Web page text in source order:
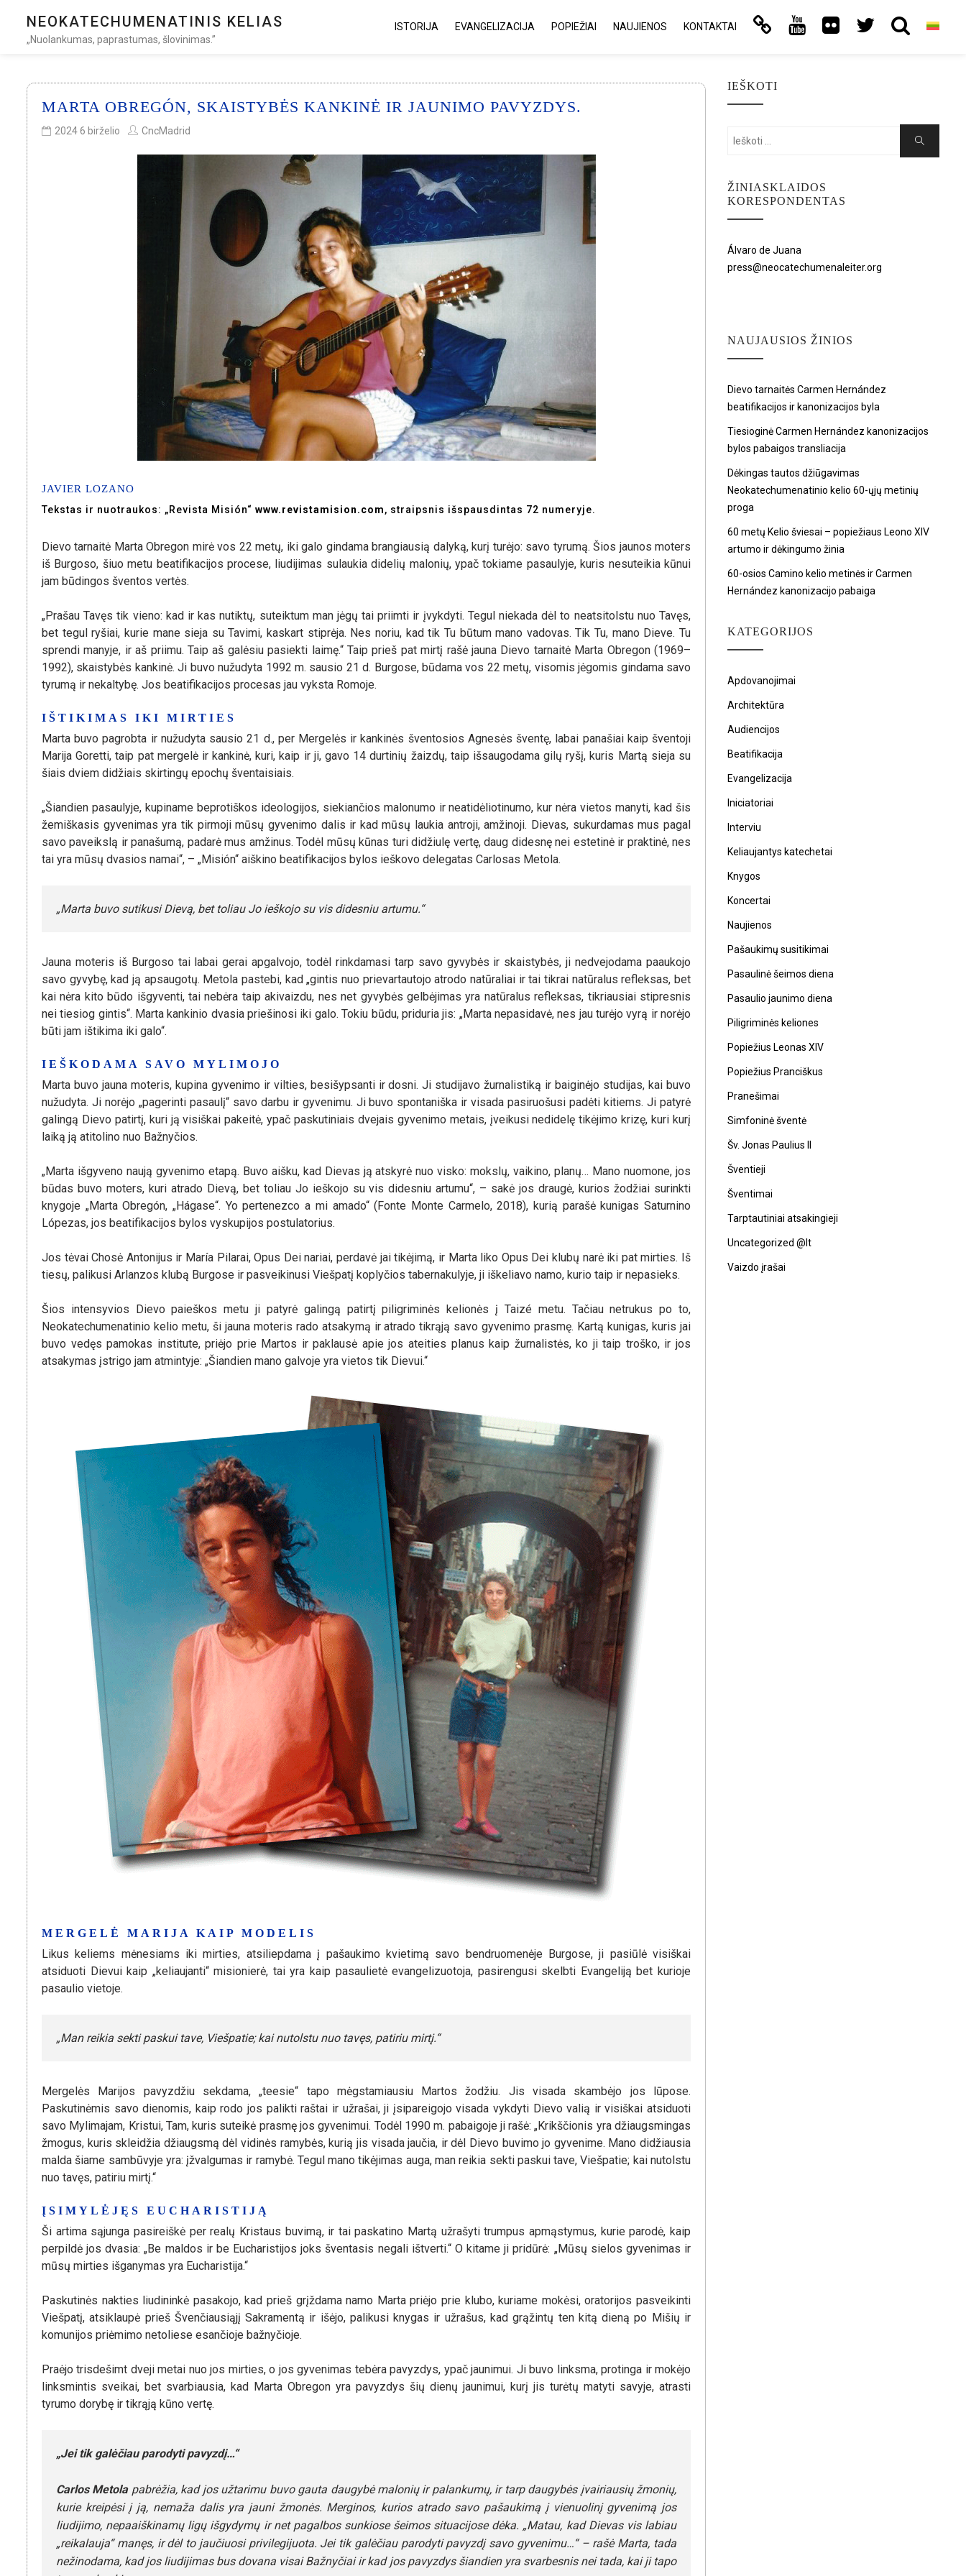
NEOKATECHUMENATINIS KELIAS
„Nuolankumas, paprastumas, šlovinimas.”
ISTORIJA EVANGELIZACIJA POPIEŽIAI NAUJIENOS KONTAKTAI
MARTA OBREGÓN, SKAISTYBĖS KANKINĖ IR JAUNIMO PAVYZDYS.
2024 6 birželio CncMadrid
JAVIER LOZANO
Tekstas ir nuotraukos: „Revista Misión“ www.revistamision.com, straipsnis išspausdintas 72 numeryje.
Dievo tarnaitė Marta Obregon mirė vos 22 metų, iki galo gindama brangiausią dalyką, kurį turėjo: savo tyrumą. Šios jaunos moters
iš Burgoso, šiuo metu beatifikacijos procese, liudijimas sulaukia didelių malonių, ypač tokiame pasaulyje, kuris nesuteikia kūnui
jam būdingos šventos vertės.
„Prašau Tavęs tik vieno: kad ir kas nutiktų, suteiktum man jėgų tai priimti ir įvykdyti. Tegul niekada dėl to neatsitolstu nuo Tavęs,
bet tegul ryšiai, kurie mane sieja su Tavimi, kaskart stiprėja. Nes noriu, kad tik Tu būtum mano vadovas. Tik Tu, mano Dieve. Tu
sprendi manyje, ir aš priimu. Taip aš galėsiu pasiekti laimę.“ Taip prieš pat mirtį rašė jauna Dievo tarnaitė Marta Obregon (1969–
1992), skaistybės kankinė. Ji buvo nužudyta 1992 m. sausio 21 d. Burgose, būdama vos 22 metų, visomis jėgomis gindama savo
tyrumą ir nekaltybę. Jos beatifikacijos procesas jau vyksta Romoje.
IŠTIKIMAS IKI MIRTIES
Marta buvo pagrobta ir nužudyta sausio 21 d., per Mergelės ir kankinės šventosios Agnesės šventę, labai panašiai kaip šventoji
Marija Goretti, taip pat mergelė ir kankinė, kuri, kaip ir ji, gavo 14 durtinių žaizdų, taip išsaugodama gilų ryšį, kuris Martą sieja su
šiais dviem didžiais skirtingų epochų šventaisiais.
„Šiandien pasaulyje, kupiname beprotiškos ideologijos, siekiančios malonumo ir neatidėliotinumo, kur nėra vietos manyti, kad šis
žemiškasis gyvenimas yra tik pirmoji mūsų gyvenimo dalis ir kad mūsų laukia antroji, amžinoji. Dievas, sukurdamas mus pagal
savo paveikslą ir panašumą, padarė mus amžinus. Todėl mūsų kūnas turi didžiulę vertę, daug didesnę nei estetinė ir praktinė, nes
tai yra mūsų dvasios namai“, – „Misión“ aiškino beatifikacijos bylos ieškovo delegatas Carlosas Metola.
„Marta buvo sutikusi Dievą, bet toliau Jo ieškojo su vis didesniu artumu.“
Jauna moteris iš Burgoso tai labai gerai apgalvojo, todėl rinkdamasi tarp savo gyvybės ir skaistybės, ji nedvejodama paaukojo
savo gyvybę, kad ją apsaugotų. Metola pastebi, kad „gintis nuo prievartautojo atrodo natūraliai ir tai tikrai natūralus refleksas, bet
kai nėra kito būdo išgyventi, tai nebėra taip akivaizdu, nes net gyvybės gelbėjimas yra natūralus refleksas, tikriausiai stipresnis
nei tiesiog gintis“. Marta kankinio dvasia priešinosi iki galo. Tokiu būdu, priduria jis: „Marta nepasidavė, nes jau turėjo vyrą ir norėjo
būti jam ištikima iki galo“.
IEŠKODAMA SAVO MYLIMOJO
Marta buvo jauna moteris, kupina gyvenimo ir vilties, besišypsanti ir dosni. Ji studijavo žurnalistiką ir baiginėjo studijas, kai buvo
nužudyta. Ji norėjo „pagerinti pasaulį“ savo darbu ir gyvenimu. Ji buvo spontaniška ir visada pasiruošusi padėti kitiems. Ji patyrė
galingą Dievo patirtį, kuri ją visiškai pakeitė, ypač paskutiniais dvejais gyvenimo metais, įveikusi nedidelę tikėjimo krizę, kuri kurį
laiką ją atitolino nuo Bažnyčios.
„Marta išgyveno naują gyvenimo etapą. Buvo aišku, kad Dievas ją atskyrė nuo visko: mokslų, vaikino, planų… Mano nuomone, jos
būdas buvo moters, kuri atrado Dievą, bet toliau Jo ieškojo su vis didesniu artumu“, – sakė jos draugė, kurios žodžiai surinkti
knygoje „Marta Obregón, „Hágase“. Yo pertenezco a mi amado“ (Fonte Monte Carmelo, 2018), kurią parašė kunigas Saturnino
Lópezas, jos beatifikacijos bylos vyskupijos postulatorius.
Jos tėvai Chosė Antonijus ir María Pilarai, Opus Dei nariai, perdavė jai tikėjimą, ir Marta liko Opus Dei klubų narė iki pat mirties. Iš
tiesų, palikusi Arlanzos klubą Burgose ir pasveikinusi Viešpatį koplyčios tabernakulyje, ji iškeliavo namo, kurio taip ir nepasieks.
Šios intensyvios Dievo paieškos metu ji patyrė galingą patirtį piligriminės kelionės į Taizé metu. Tačiau netrukus po to,
Neokatechumenatinio kelio metu, ši jauna moteris rado atsakymą ir atrado tikrąją savo gyvenimo prasmę. Kartą kunigas, kuris jai
buvo vedęs pamokas institute, priėjo prie Martos ir paklausė apie jos ateities planus kaip žurnalistės, ko ji taip troško, ir jos
atsakymas įstrigo jam atmintyje: „Šiandien mano galvoje yra vietos tik Dievui.“
MERGELĖ MARIJA KAIP MODELIS
Likus keliems mėnesiams iki mirties, atsiliepdama į pašaukimo kvietimą savo bendruomenėje Burgose, ji pasiūlė visiškai
atsiduoti Dievui kaip „keliaujanti“ misionierė, tai yra kaip pasaulietė evangelizuotoja, pasirengusi skelbti Evangeliją bet kurioje
pasaulio vietoje.
„Man reikia sekti paskui tave, Viešpatie; kai nutolstu nuo tavęs, patiriu mirtį.“
Mergelės Marijos pavyzdžiu sekdama, „teesie“ tapo mėgstamiausiu Martos žodžiu. Jis visada skambėjo jos lūpose.
Paskutinėmis savo dienomis, kaip rodo jos palikti raštai ir užrašai, ji įsipareigojo visada vykdyti Dievo valią ir visiškai atsiduoti
savo Mylimajam, Kristui, Tam, kuris suteikė prasmę jos gyvenimui. Todėl 1990 m. pabaigoje ji rašė: „Krikščionis yra džiaugsmingas
žmogus, kuris skleidžia džiaugsmą dėl vidinės ramybės, kurią jis visada jaučia, ir dėl Dievo buvimo jo gyvenime. Mano didžiausia
malda šiame sambūvyje yra: įžvalgumas ir ramybė. Tegul mano tikėjimas auga, man reikia sekti paskui tave, Viešpatie; kai nutolstu
nuo tavęs, patiriu mirtį.“
ĮSIMYLĖJĘS EUCHARISTIJĄ
Ši artima sąjunga pasireiškė per realų Kristaus buvimą, ir tai paskatino Martą užrašyti trumpus apmąstymus, kurie parodė, kaip
perpildė jos dvasia: „Be maldos ir be Eucharistijos joks šventasis negali ištverti.“ O kitame ji pridūrė: „Mūsų sielos gyvenimas ir
mūsų mirties išganymas yra Eucharistija.“
Paskutinės nakties liudininkė pasakojo, kad prieš grįždama namo Marta priėjo prie klubo, kuriame mokėsi, oratorijos pasveikinti
Viešpatį, atsiklaupė prieš Švenčiausiąjį Sakramentą ir išėjo, palikusi knygas ir užrašus, kad grąžintų ten kitą dieną po Mišių ir
komunijos priėmimo netoliese esančioje bažnyčioje.
Praėjo trisdešimt dveji metai nuo jos mirties, o jos gyvenimas tebėra pavyzdys, ypač jaunimui. Ji buvo linksma, protinga ir mokėjo
linksmintis sveikai, bet svarbiausia, kad Marta Obregon yra pavyzdys šių dienų jaunimui, kurį jis turėtų matyti savyje, atrasti
tyrumo dorybę ir tikrąją kūno vertę.
„Jei tik galėčiau parodyti pavyzdį…“
Carlos Metolapabrėžia, kad jos užtarimu buvo gauta daugybė malonių ir palankumų, ir tarp daugybės įvairiausių žmonių,
kurie kreipėsi į ją, nemaža dalis yra jauni žmonės. Merginos, kurios atrado savo pašaukimą į vienuolinį gyvenimą jos
liudijimo, nepaaiškinamų ligų išgydymų ir net pagalbos sunkiose šeimos situacijose dėka. „Matau, kad Dievas vis labiau
„reikalauja“ manęs, ir dėl to jaučiuosi privilegijuota. Jei tik galėčiau parodyti pavyzdį savo gyvenimu…“ – rašė Marta, tada
nežinodama, kad jos liudijimas bus dovana visai Bažnyčiai ir kad jos pavyzdys šiandien yra svarbesnis nei tada, kai ji tapo
IEŠKOTI
Search
Search
ŽINIASKLAIDOS
KORESPONDENTAS
Álvaro de Juana
press@neocatechumenaleiter.org
NAUJAUSIOS ŽINIOS
Dievo tarnaitės Carmen Hernández
beatifikacijos ir kanonizacijos byla
Tiesioginė Carmen Hernández kanonizacijos
bylos pabaigos transliacija
Dėkingas tautos džiūgavimas
Neokatechumenatinio kelio 60-ųjų metinių
proga
60 metų Kelio šviesai – popiežiaus Leono XIV
artumo ir dėkingumo žinia
60-osios Camino kelio metinės ir Carmen
Hernández kanonizacijo pabaiga
KATEGORIJOS
Apdovanojimai
Architektūra
Audiencijos
Beatifikacija
Evangelizacija
Iniciatoriai
Interviu
Keliaujantys katechetai
Knygos
Koncertai
Naujienos
Pašaukimų susitikimai
Pasaulinė šeimos diena
Pasaulio jaunimo diena
Piligriminės keliones
Popiežius Leonas XIV
Popiežius Pranciškus
Pranešimai
Simfoninė šventė
Šv. Jonas Paulius II
Šventieji
Šventimai
Tarptautiniai atsakingieji
Uncategorized @lt
Vaizdo įrašai